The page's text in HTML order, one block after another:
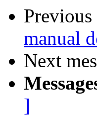
Previous
manual
Next
]